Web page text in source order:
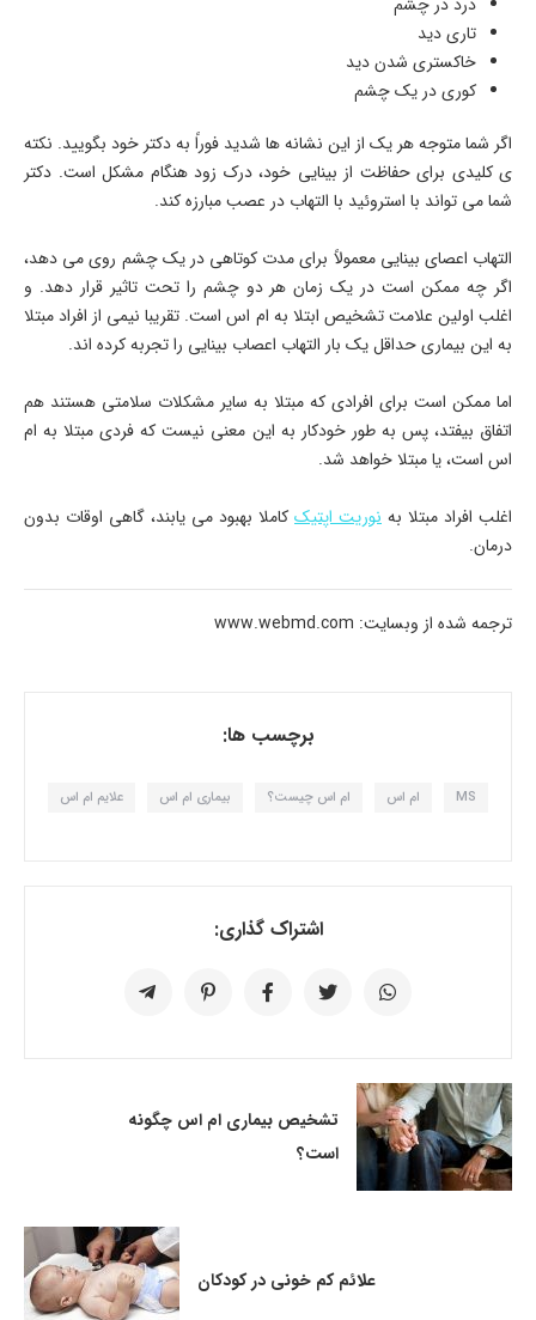
تاری دید
خاکستری شدن دید
کوری در یک چشم
اگر شما متوجه هر یک از این نشانه ها شدید فوراً به دکتر خود بگویید. نکته
ی کلیدی برای حفاظت از بینایی خود، درک زود هنگام مشکل است. دکتر
شما می تواند با استروئید با التهاب در عصب مبارزه کند.
التهاب اعصای بینایی معمولاً برای مدت کوتاهی در یک چشم روی می دهد،
اگر چه ممکن است در یک زمان هر دو چشم را تحت تاثیر قرار دهد. و
اغلب اولین علامت تشخیص ابتلا به ام اس است. تقریبا نیمی از افراد مبتلا
به این بیماری حداقل یک بار التهاب اعصاب بینایی را تجربه کرده اند.
اما ممکن است برای افرادی که مبتلا به سایر مشکلات سلامتی هستند هم
اتفاق بیفتد، پس به طور خودکار به این معنی نیست که فردی مبتلا به ام
اس است، یا مبتلا خواهد شد.
اغلب افراد مبتلا به نوریت اپتیک کاملا بهبود می یابند، گاهی اوقات بدون
درمان.
ترجمه شده از وبسایت: www.webmd.com
برچسب ها:
MS ام اس ام اس چیست؟ بیماری ام اس علایم ام اس
اشتراک گذاری:
تشخیص بیماری ام اس چگونه
است؟
علائم کم خونی در کودکان